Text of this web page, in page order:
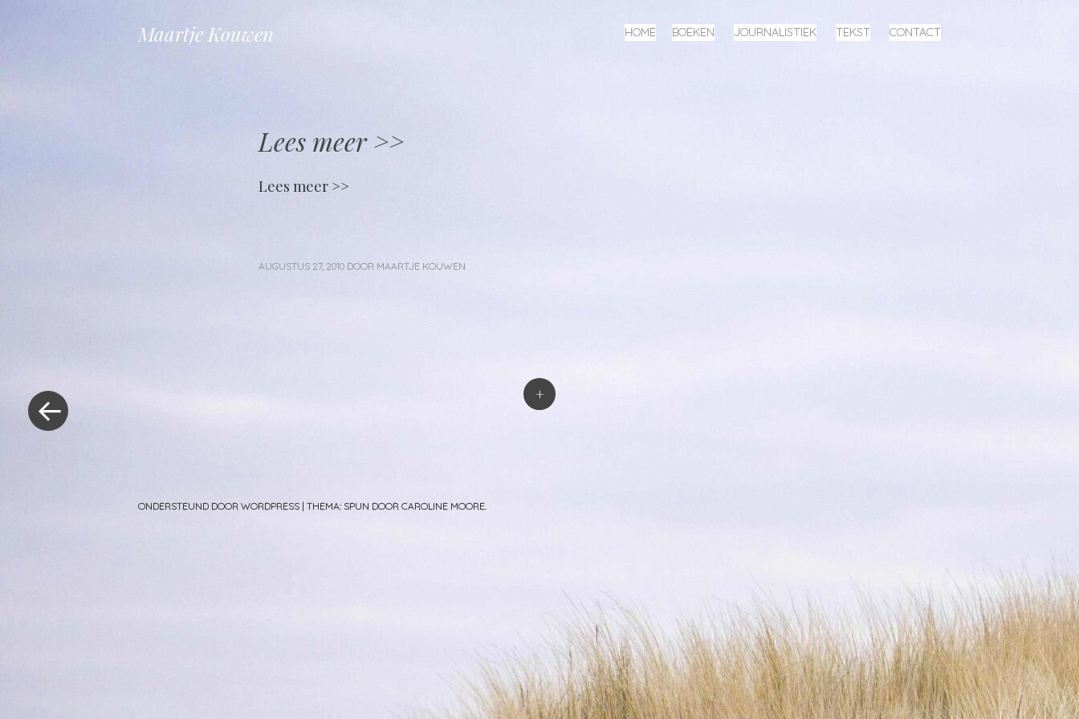
Maartje Kouwen HOME BOEKEN JOURNALISTIEK TEKST CONTACT
Lees meer >>
Lees meer >>
AUGUSTUS 27, 2010 DOOR MAARTJE KOUWEN
Vorig
bericht
+
ONDERSTEUND DOOR WORDPRESS | THEMA: SPUN DOOR CAROLINE MOORE.